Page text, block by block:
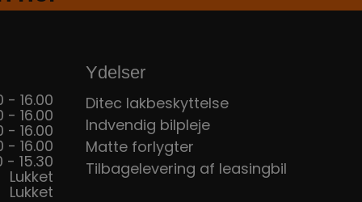
- 16.00
- 16.00
- 16.00
- 16.00
- 15.30
Lukket
Lukket
Ydelser
Ditec lakbeskyttelse
Indvendig bilpleje
Matte forlygter
Tilbagelevering af leasingbil